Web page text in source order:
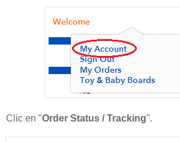
Clic en "Order Status / Tracking".